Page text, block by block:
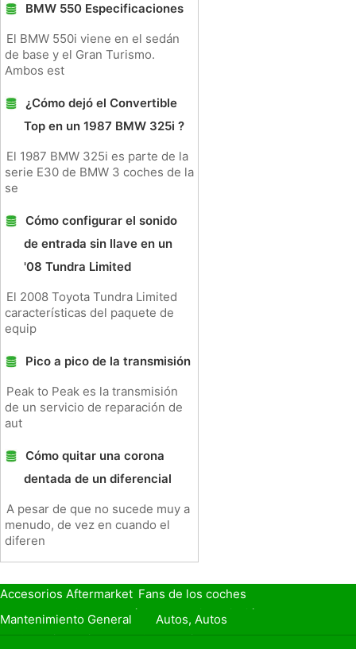
BMW 550 Especificaciones
El BMW 550i viene en el sedán
de base y el Gran Turismo.
Ambos est
¿Cómo dejó el Convertible
Top en un 1987 BMW 325i ?
El 1987 BMW 325i es parte de la
serie E30 de BMW 3 coches de la
se
Cómo configurar el sonido
de entrada sin llave en un
'08 Tundra Limited
El 2008 Toyota Tundra Limited
características del paquete de
equip
Pico a pico de la transmisión
Peak to Peak es la transmisión
de un servicio de reparación de
aut
Cómo quitar una corona
dentada de un diferencial
A pesar de que no sucede muy a
menudo, de vez en cuando el
diferen
Accesorios Aftermarket Fans de los coches
Seguro de Coche
Préstamos y Financiación
Mantenimiento General
Autos, Autos
Seguridad Vial
Combustibles